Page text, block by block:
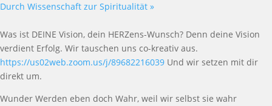
Durch Wissenschaft zur Spiritualität »
Was ist DEINE Vision, dein HERZens-Wunsch? Denn deine Vision
verdient Erfolg. Wir tauschen uns co-kreativ aus.
https://us02web.zoom.us/j/89682216039 Und wir setzen mit dir
direkt um.
Wunder Werden eben doch Wahr, weil wir selbst sie wahr